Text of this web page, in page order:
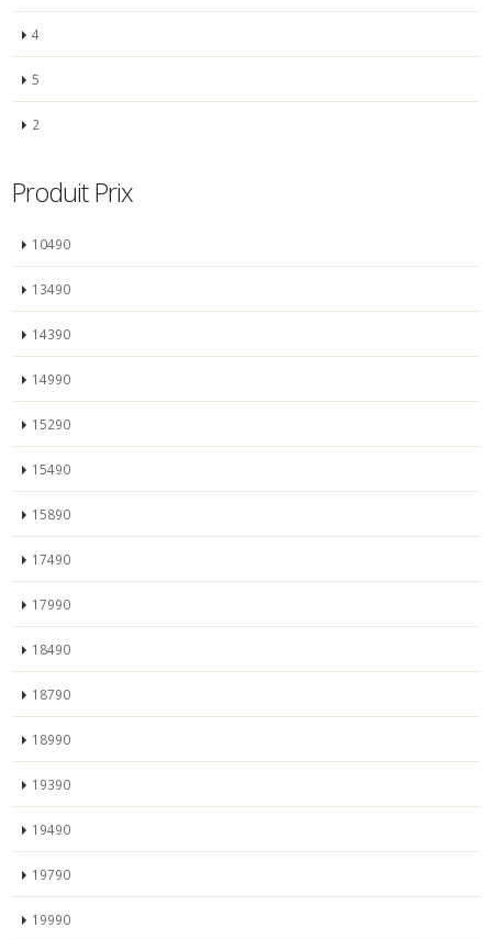
4
5
2
Produit Prix
10490
13490
14390
14990
15290
15490
15890
17490
17990
18490
18790
18990
19390
19490
19790
19990